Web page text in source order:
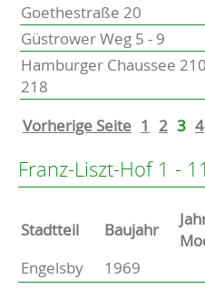
Goethestraße 20
Güstrower Weg 5 - 9
Hamburger Chaussee
218
Vorherige Seite 1 2 3 4
Franz-Liszt-Hof 1 -
Stammdaten
Basisdaten zur
Stadtteil Baujahr
Engelsby
1969